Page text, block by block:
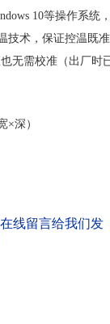
10等操作系
技术，保证控温既
无需校准（出厂时
深）
线留言给我们发